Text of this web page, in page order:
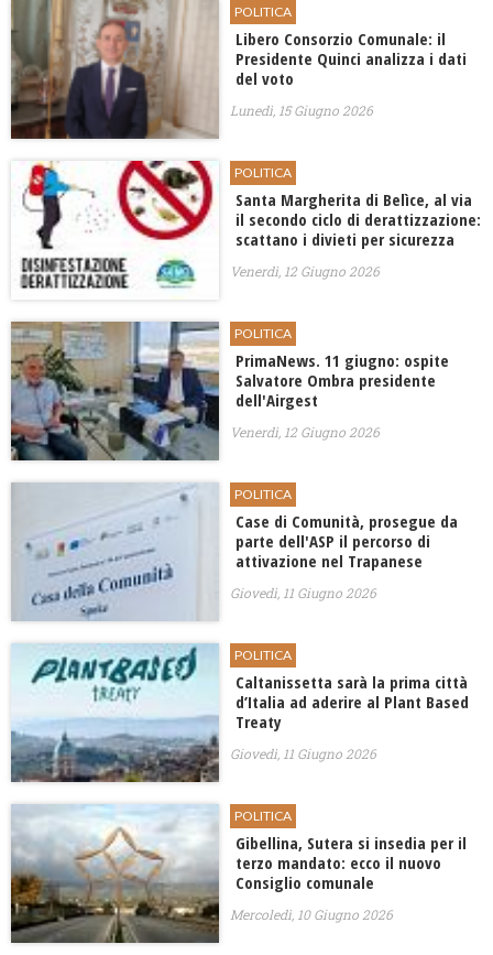
POLITICA
Libero Consorzio Comunale: il
Presidente Quinci analizza i dati
del voto
Lunedì, 15 Giugno 2026
POLITICA
Santa Margherita di Belìce, al via
il secondo ciclo di derattizzazione:
scattano i divieti per sicurezza
Venerdì, 12 Giugno 2026
POLITICA
PrimaNews. 11 giugno: ospite
Salvatore Ombra presidente
dell'Airgest
Venerdì, 12 Giugno 2026
POLITICA
Case di Comunità, prosegue da
parte dell'ASP il percorso di
attivazione nel Trapanese
Giovedì, 11 Giugno 2026
POLITICA
Caltanissetta sarà la prima città
d’Italia ad aderire al Plant Based
Treaty
Giovedì, 11 Giugno 2026
POLITICA
Gibellina, Sutera si insedia per il
terzo mandato: ecco il nuovo
Consiglio comunale
Mercoledì, 10 Giugno 2026